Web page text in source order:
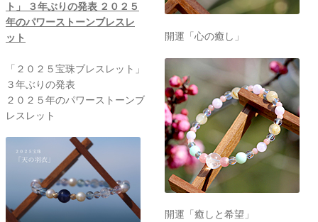
「２０２５宝珠ブレスレット」
３年ぶりの発表
２０２５年のパワーストーンブ
レスレット
開運「心の癒し」
開運「癒しと希望」